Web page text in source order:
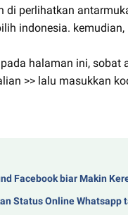
di perlihatkan
indonesia.
halaman ini, sobat
>> lalu masukkan
Facebook biar Makin
Status Online Whatsapp